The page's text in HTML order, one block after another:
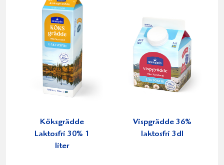
Köksgrädde
Laktosfri 30% 1
liter
Vispgrädde 36%
laktosfri 3dl